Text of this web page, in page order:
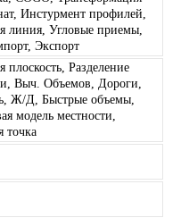
Инстурмент профилей,
линия, Угловые приемы,
Экспорт
плоскость, Разделение
Выч. Объемов, Дороги,
Ж/Д, Быстрые объемы,
модель местности,
точка